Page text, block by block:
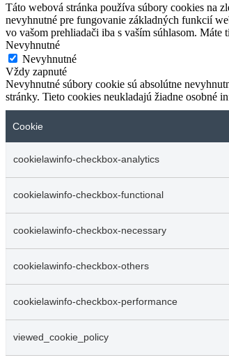
Táto webová stránka používa súbory cookies na
nevyhnutné pre fungovanie základných funkcií
vo vašom prehliadači iba s vaším súhlasom.
Nevyhnutné
Nevyhnutné
Vždy zapnuté
Nevyhnutné súbory cookie sú absolútne
stránky. Tieto cookies neukladajú žiadne osobné
Cookie
cookielawinfo-checkbox-analytics
cookielawinfo-checkbox-functional
cookielawinfo-checkbox-necessary
cookielawinfo-checkbox-others
cookielawinfo-checkbox-performance
viewed_cookie_policy